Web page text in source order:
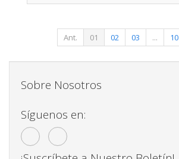
Ant. 01 02 03 ... 10
Sobre Nosotros
Síguenos en: